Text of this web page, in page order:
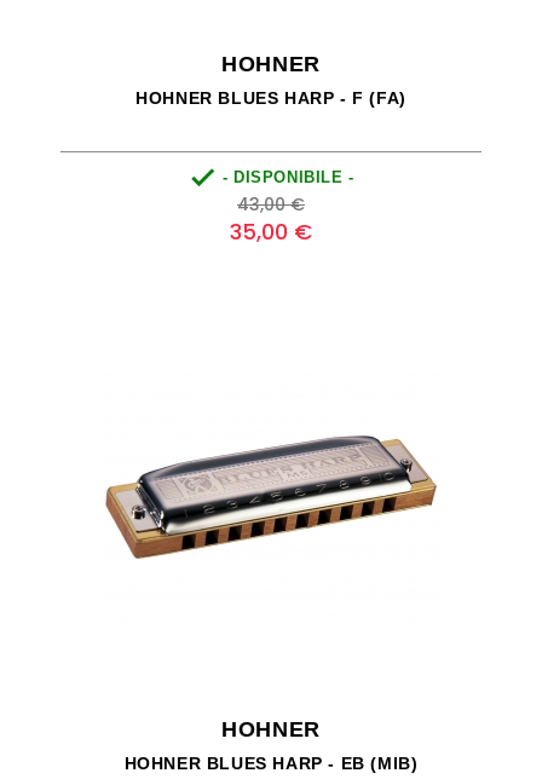
HOHNER
HOHNER BLUES HARP - F (FA)
 - DISPONIBILE -
Prezzo
base
43,00 €Prezzo
35,00 €
HOHNER
HOHNER BLUES HARP - EB (MIB)